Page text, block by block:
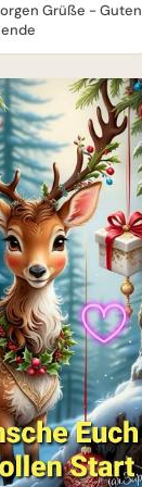
Grüße - Guten